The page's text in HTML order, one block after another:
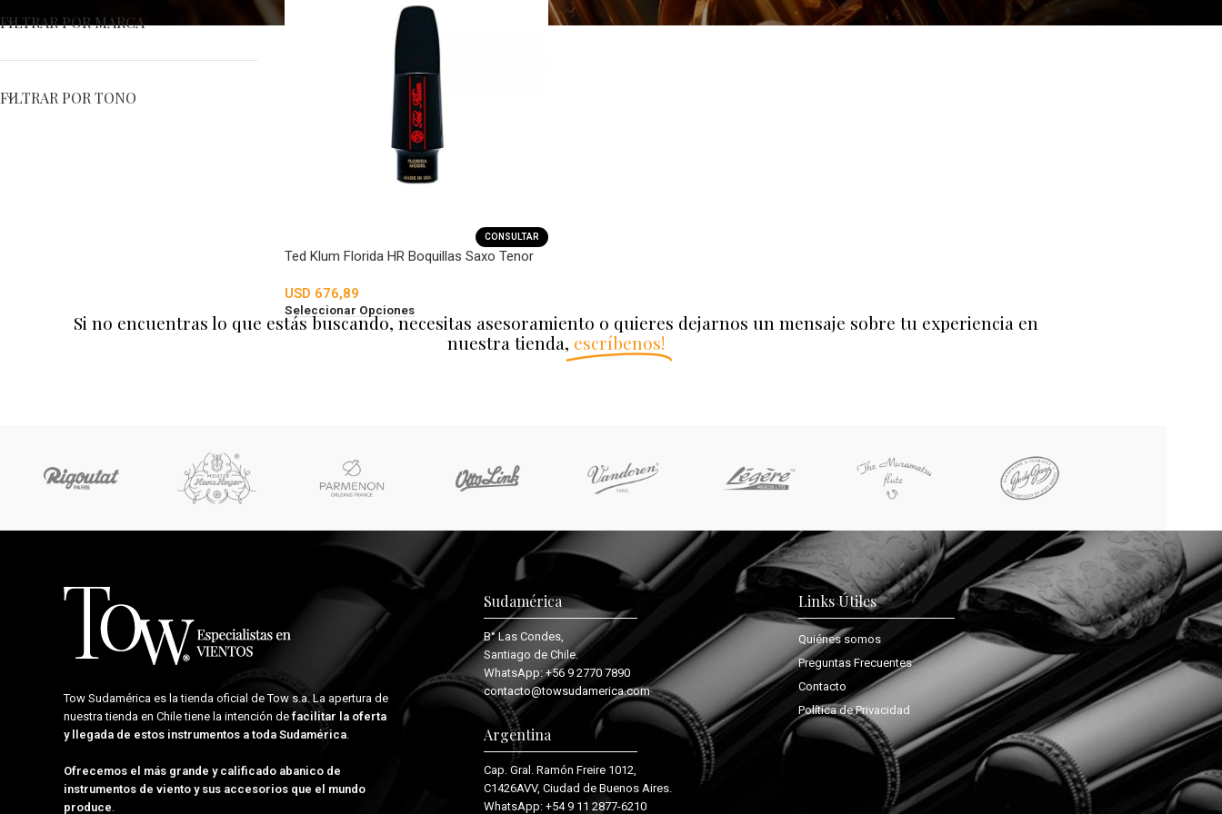
FILTRAR POR MARCA
FILTRAR POR TONO
CONSULTAR
Ted Klum Florida HR Boquillas Saxo Tenor
USD 676,89
Seleccionar Opciones
Si no encuentras lo que estás buscando, necesitas asesoramiento o quieres dejarnos un mensaje sobre tu experiencia en
nuestra tienda, escríbenos!
Tow Sudamérica es la tienda oficial deTow s.a. La apertura de
nuestra tienda en Chile tiene la intención de facilitar la oferta
y llegada de estos instrumentos a toda Sudamérica
Ofrecemos el más grande y calificado abanico de
instrumentos de viento y sus accesorios que el mundo
produce
Sudamérica
B° Las Condes,
Santiago de Chile.
WhatsApp:+56 9 2770 7890
contacto@towsudamerica.com
Argentina
Cap. Gral. Ramón Freire 1012,
C1426AVV, Ciudad de Buenos Aires.
WhatsApp: +54 9 11 2877-6210
Links Útiles
Quiénes somos
Preguntas Frecuentes
Contacto
Política de Privacidad